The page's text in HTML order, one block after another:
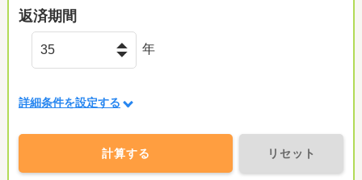
返済期間
年
詳細条件を設定する
計算する リセット